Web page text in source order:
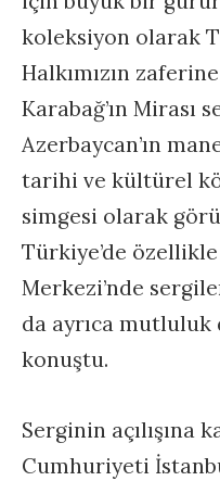
koleksiyon olarak
Halkımızın
Karabağ’ın Mirası
Azerbaycan’ın
tarihi ve kültürel
simgesi olarak
Türkiye’de
Merkezi’nde
da ayrıca
konuştu.
Serginin açılışına
Cumhuriyeti